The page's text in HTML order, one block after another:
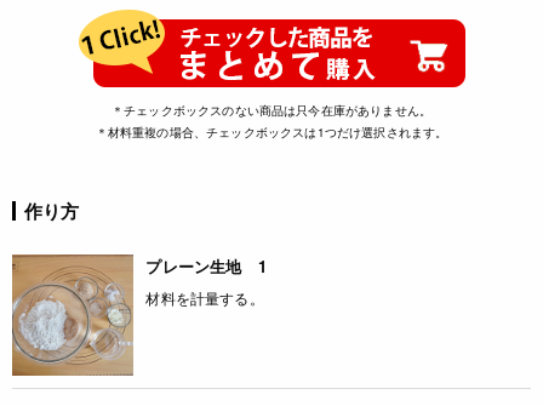
＊チェックボックスのない商品は只今在庫がありません。
＊材料重複の場合、チェックボックスは1つだけ選択されます。
作り方
プレーン生地 1
材料を計量する。